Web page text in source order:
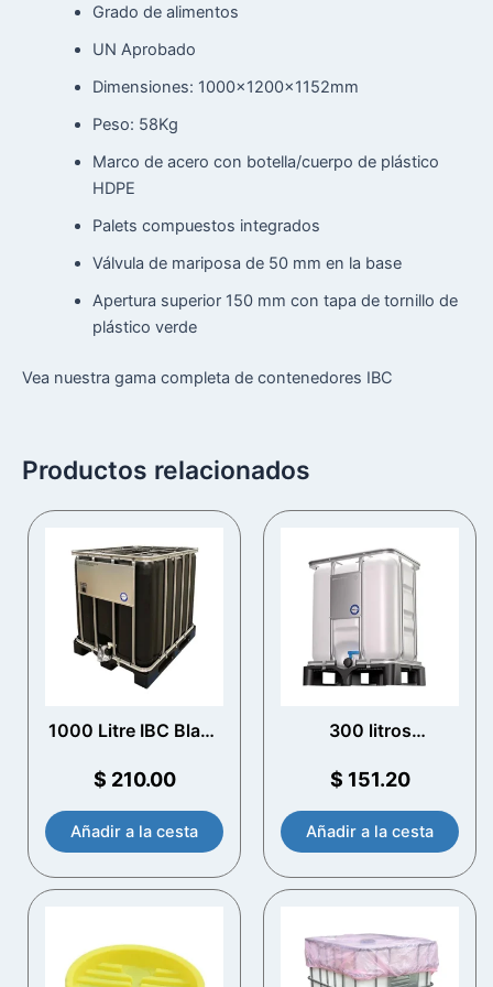
Grado de alimentos
UN Aprobado
Dimensiones: 1000x1200x1152mm
Peso: 58Kg
Marco de acero con botella/cuerpo de plástico
HDPE
Palets compuestos integrados
Válvula de mariposa de 50 mm en la base
Apertura superior 150 mm con tapa de tornillo de
plástico verde
Vea nuestra gama completa de contenedores IBC
Productos relacionados
1000 Litre IBC Black
$ 210.00
Añadir a la cesta
300 litros
Nuevo IBC
$ 151.20
Añadir a la cesta